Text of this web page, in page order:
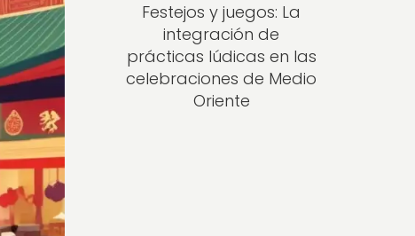
Festejos y juegos: La
integración de
prácticas lúdicas en las
celebraciones de Medio
Oriente